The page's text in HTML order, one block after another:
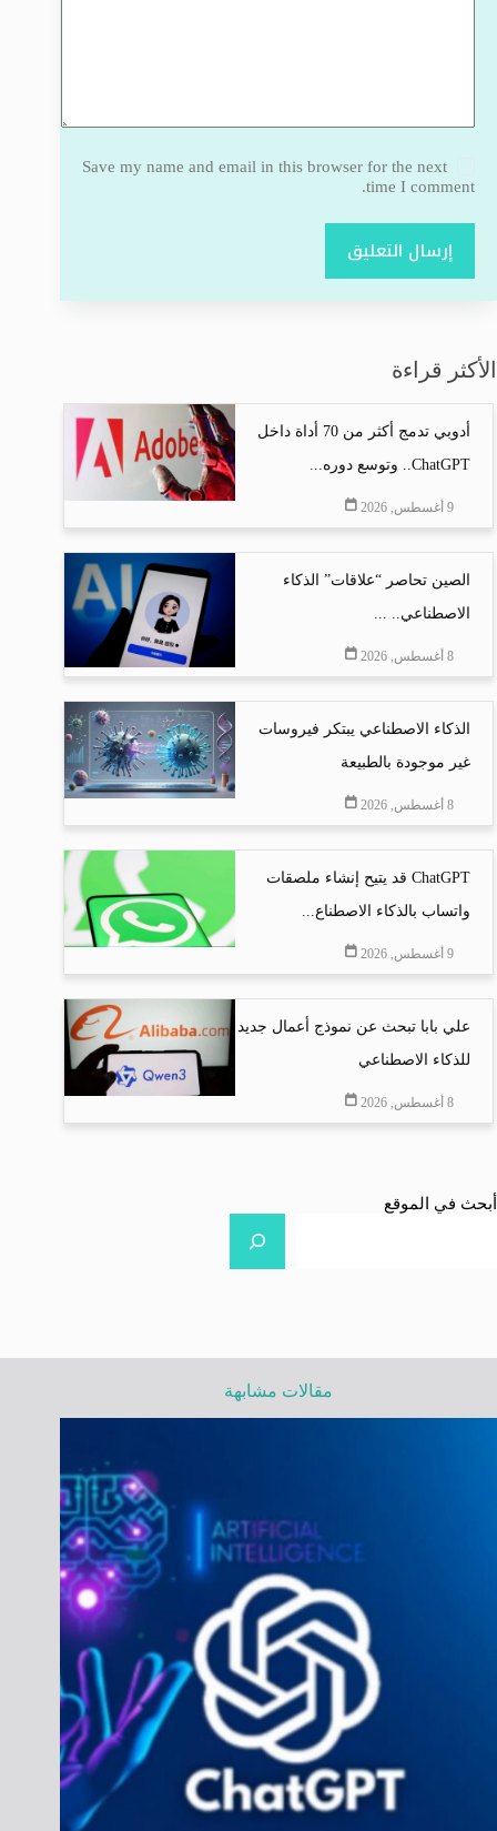
Save my name and email in this browser for the next
time I comment.
إرسال التعليق
الأكثر قراءة
أدوبي تدمج أكثر من 70 أداة داخل
ChatGPT.. وتوسع دوره...
9 أغسطس, 2026
الصين تحاصر “علاقات” الذكاء
الاصطناعي.. ...
8 أغسطس, 2026
الذكاء الاصطناعي يبتكر فيروسات
غير موجودة بالطبيعة
8 أغسطس, 2026
ChatGPT قد يتيح إنشاء ملصقات
واتساب بالذكاء الاصطناع...
9 أغسطس, 2026
علي بابا تبحث عن نموذج أعمال جديد
للذكاء الاصطناعي
8 أغسطس, 2026
أبحث في الموقع
مقالات مشابهة